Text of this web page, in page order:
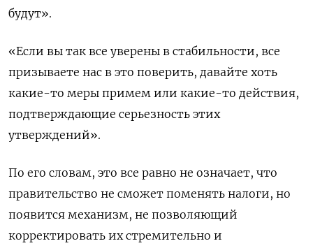
будут».
«Если вы так все уверены в стабильности, все
призываете нас в это поверить, давайте хоть
какие-то меры примем или какие-то действия,
подтверждающие серьезность этих
утверждений».
По его словам, это все равно не означает, что
правительство не сможет поменять налоги, но
появится механизм, не позволяющий
корректировать их стремительно и